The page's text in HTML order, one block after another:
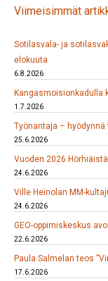
Viimeisimmät
Sotilasvala- ja
elokuuta
6.8.2026
Kangasmoisionkadulla
1.7.2026
Työnantaja –
25.6.2026
Vuoden 2026
24.6.2026
Ville Heinolan MM-
24.6.2026
GEO-oppimiskeskus
22.6.2026
Paula Salmelan teos
17.6.2026